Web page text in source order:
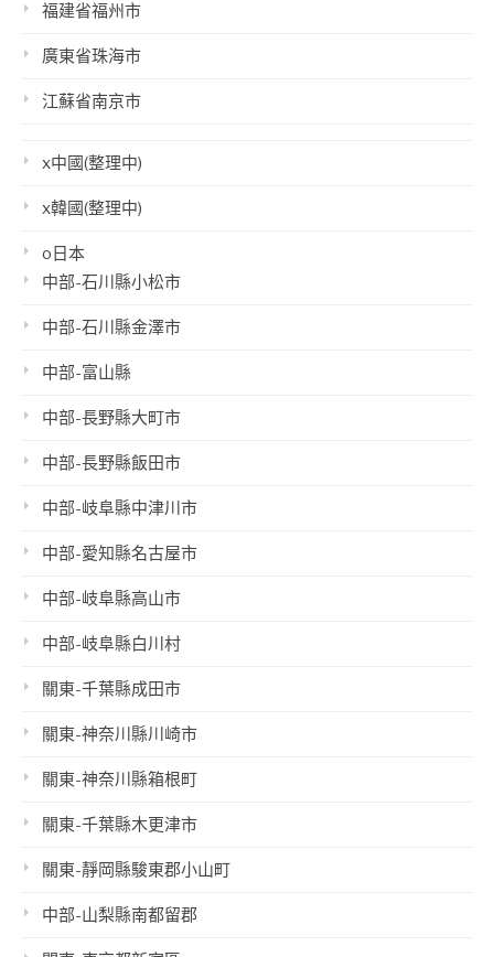
福建省福州市
廣東省珠海市
江蘇省南京市
x中國(整理中)
x韓國(整理中)
o日本
中部-石川縣小松市
中部-石川縣金澤市
中部-富山縣
中部-長野縣大町市
中部-長野縣飯田市
中部-岐阜縣中津川市
中部-愛知縣名古屋市
中部-岐阜縣高山市
中部-岐阜縣白川村
關東-千葉縣成田市
關東-神奈川縣川崎市
關東-神奈川縣箱根町
關東-千葉縣木更津市
關東-靜岡縣駿東郡小山町
中部-山梨縣南都留郡